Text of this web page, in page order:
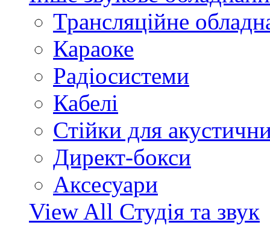
Трансляційне
Караоке
Радіосистеми
Кабелі
Стійки для
Директ-бокси
Аксесуари
View All Студія та звук